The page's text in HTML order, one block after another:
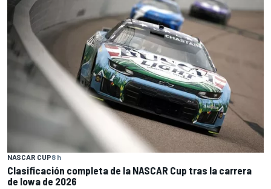
NASCAR CUP8 h
Clasificación completa de la NASCAR Cup tras la carrera
de Iowa de 2026